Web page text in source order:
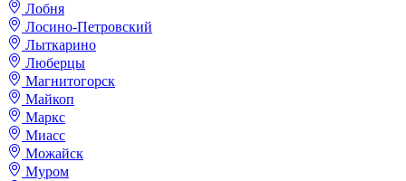
Лобня
Лосино-Петровский
Лыткарино
Люберцы
Магнитогорск
Майкоп
Маркс
Миасс
Можайск
Муром